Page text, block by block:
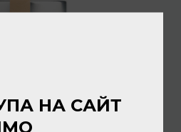
Dip 85г
НА САЙТ